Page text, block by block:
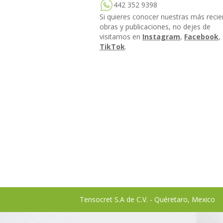
442 352 9398
Si quieres conocer nuestras más
obras y publicaciones, no dejes de
visitarnos en Instagram, Facebook,
TikTok.
Tensocret S.A de C.V. - Quéretaro, Mexico